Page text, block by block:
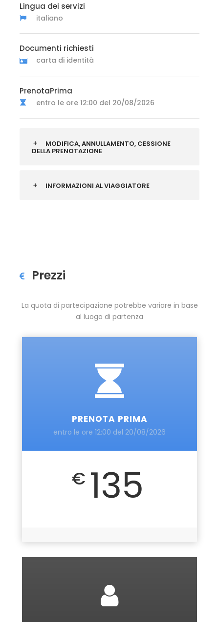
Lingua dei servizi
italiano
Documenti richiesti
carta di identità
PrenotaPrima
entro le ore 12:00 del 20/08/2026
MODIFICA, ANNULLAMENTO, CESSIONE
DELLA PRENOTAZIONE
INFORMAZIONI AL VIAGGIATORE
Prezzi
La quota di partecipazione potrebbe variare in base
al luogo di partenza
PRENOTA PRIMA
entro le ore 12:00 del 20/08/2026
€ 135